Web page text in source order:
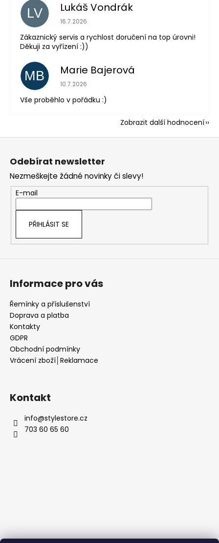
LV Lukáš Vondrák
Hodnocení obchodu je 5 z 5 hvězdiček.
16.7.2026
Zákaznický servis a rychlost doručení na top úrovni!
Děkuji za vyřízení :))
MB Marie Bajerová
Hodnocení obchodu je 5 z 5 hvězdiček.
10.7.2026
Vše proběhlo v pořádku :)
Zobrazit další hodnocení
Z
Odebírat newsletter
Nezmeškejte žádné novinky či slevy!
E-mail
PŘIHLÁSIT SE
Informace pro vás
Řemínky a příslušenství
Doprava a platba
Kontakty
GDPR
Obchodní podmínky
Vrácení zboží│Reklamace
Kontakt
info@stylestore.cz
703 60 65 60